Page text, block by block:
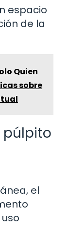
espacio
de la
Quien
sobre
púlpito
el